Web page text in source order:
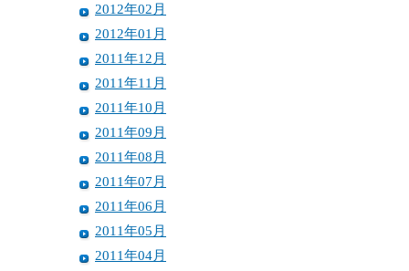
2012年02月
2012年01月
2011年12月
2011年11月
2011年10月
2011年09月
2011年08月
2011年07月
2011年06月
2011年05月
2011年04月